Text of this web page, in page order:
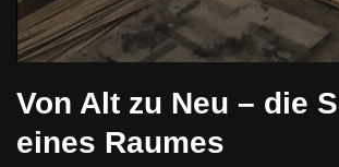
Von Alt zu Neu – die
eines Raumes